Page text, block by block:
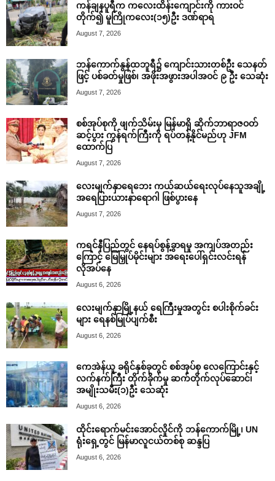
ကန်ချနပူရီက ကလေးထိန်းကျောင်းကို ကားဝင်
တိုက်၍ မူကြိုကလေး(၁၅)ဦး ဒဏ်ရာရ
August 7, 2026
ဘန်ကောက်နွန်ထဘူရီ၌ ကျောင်းသားတစ်ဦး သေနတ်
ဖြင့် ပစ်ခတ်မှုဖြစ်၊ အဖိုးအဖွားအပါအဝင် ၉ ဦး သေဆုံး
August 7, 2026
စစ်အုပ်စုကို ဖျက်သိမ်းမှ မြန်မာရှိ ဆိုက်ဘာရာဇဝတ်
ဆင့်ပွား ကွန်ရက်ကြီးကို ရပ်တန့်နိုင်မည်ဟု JFM
ထောက်ပြ
August 7, 2026
လေးမျက်နှာရေဘေး ကယ်ဆယ်ရေးလုပ်နေသူအချို့
အရေပြားယားနာရောဂါ ဖြစ်ပွားနေ
August 7, 2026
ကရင်နီပြည်တွင် နေရပ်စွန့်ခွာရမှု အကျပ်အတည်း
ကြောင့် မြေမြှုပ်မိုင်းများ အရေးပေါ်ရှင်းလင်းရန်
လိုအပ်နေ
August 6, 2026
လေးမျက်နှာမြို့နယ် ရေကြီးမှုအတွင်း စပါးစိုက်ခင်း
များ ရေနစ်မြုပ်ပျက်စီး
August 6, 2026
ကေအဲန်ယူ ခရိုင်နှစ်ခုတွင် စစ်အုပ်စု လေကြောင်းနှင့်
လက်နက်ကြီး တိုက်ခိုက်မှု ဆက်တိုက်လုပ်ဆောင်၊
အမျိုးသမီး(၁)ဦး သေဆုံး
August 6, 2026
ထိုင်းရောက်မင်းအောင်လှိုင်ကို ဘန်ကောက်မြို့၊ UN
ရုံးရှေ့တွင် မြန်မာလူငယ်တစ်စု ဆန္ဒပြ
August 6, 2026